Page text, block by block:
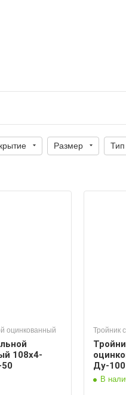
Размер Тип
оцинкованный
108х4-
Тройник
Ду-
В